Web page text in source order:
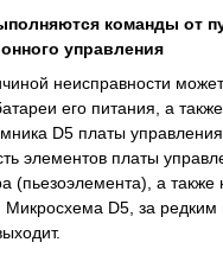
команды от
управления
неисправности
его питания, а
D5 платы
элементов платы
(пьезоэлемента), а
Микросхема D5, за